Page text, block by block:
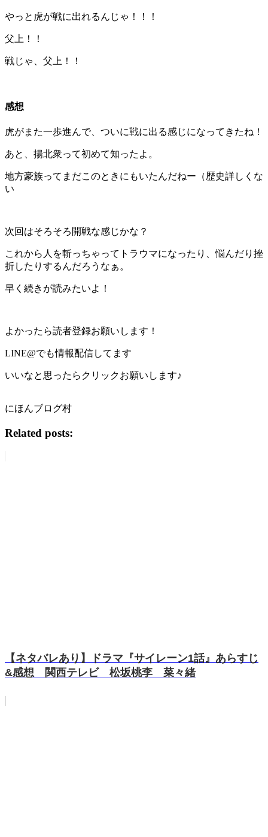
やっと虎が戦に出れるんじゃ！！！
父上！！
戦じゃ、父上！！
感想
虎がまた一歩進んで、ついに戦に出る感じになってきたね！
あと、揚北衆って初めて知ったよ。
地方豪族ってまだこのときにもいたんだねー（歴史詳しくな
い
次回はそろそろ開戦な感じかな？
これから人を斬っちゃってトラウマになったり、悩んだり挫
折したりするんだろうなぁ。
早く続きが読みたいよ！
よかったら読者登録お願いします！
LINE@でも情報配信してます
いいなと思ったらクリックお願いします♪
にほんブログ村
Related posts:
【ネタバレあり】ドラマ『サイレーン1話』あらすじ
&感想 関西テレビ 松坂桃李 菜々緒